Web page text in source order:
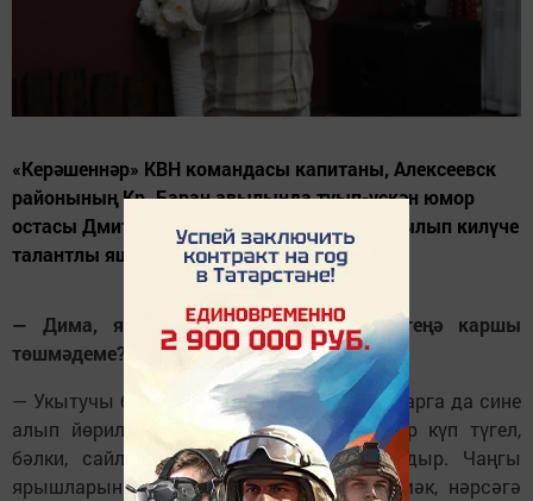
«Керәшеннәр» КВН командасы капитаны, Алексеевск
районының Кр. Баран авылында туып-үскән юмор
остасы Дмитрий Баранов — эстрадада танылып килүче
талантлы яшьләрнең берсе.
— Дима, якыннарың артист булу теләгеңә каршы
төшмәдеме?
— Укытучы баласы булгач, бөтен конкурсларга да сине
алып йөриләр. Авыл мәктәбендә балалар күп түгел,
бәлки, сайлау мөмкинлеге дә булмагандыр. Чаңгы
ярышларына алып йөрүче булмады. Димәк, нәрсәгә